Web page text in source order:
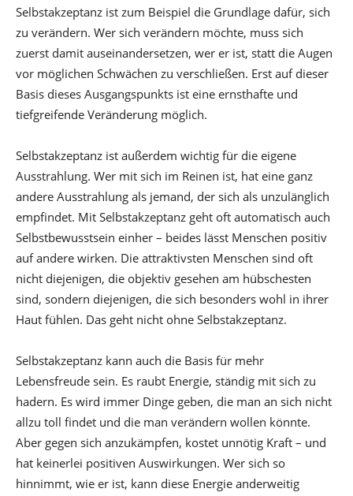
Selbstakzeptanz ist zum Beispiel die Grundlage dafür, sich
zu verändern. Wer sich verändern möchte, muss sich
zuerst damit auseinandersetzen, wer er ist, statt die Augen
vor möglichen Schwächen zu verschließen. Erst auf dieser
Basis dieses Ausgangspunkts ist eine ernsthafte und
tiefgreifende Veränderung möglich.
Selbstakzeptanz ist außerdem wichtig für die eigene
Ausstrahlung. Wer mit sich im Reinen ist, hat eine ganz
andere Ausstrahlung als jemand, der sich als unzulänglich
empfindet. Mit Selbstakzeptanz geht oft automatisch auch
Selbstbewusstsein einher – beides lässt Menschen positiv
auf andere wirken. Die attraktivsten Menschen sind oft
nicht diejenigen, die objektiv gesehen am hübschesten
sind, sondern diejenigen, die sich besonders wohl in ihrer
Haut fühlen. Das geht nicht ohne Selbstakzeptanz.
Selbstakzeptanz kann auch die Basis für mehr
Lebensfreude sein. Es raubt Energie, ständig mit sich zu
hadern. Es wird immer Dinge geben, die man an sich nicht
allzu toll findet und die man verändern wollen könnte.
Aber gegen sich anzukämpfen, kostet unnötig Kraft – und
hat keinerlei positiven Auswirkungen. Wer sich so
hinnimmt, wie er ist, kann diese Energie anderweitig